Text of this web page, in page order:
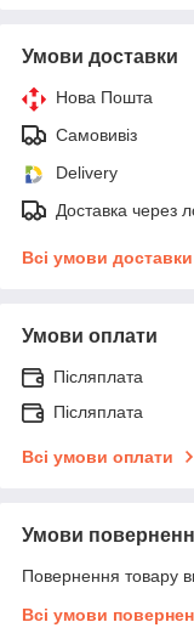
Умови доставки
Нова Пошта
Самовивіз
Delivery
Доставка через
Всі умови доставки
Умови оплати
Післяплата
Післяплата
Всі умови оплати
Умови
Повернення товару
Всі умови